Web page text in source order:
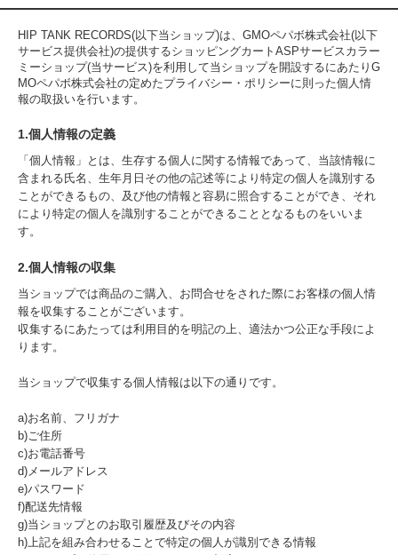
HIP TANK RECORDS(以下当ショップ)は、 GMOペパボ株式会社(以下
サービス提供会社)の提供するショッピングカートASPサービス カラー
ミーショップ(当サービス)を利用して当ショップを開設するにあたりG
MOペパボ株式会社の定めたプライバシー・ポリシーに則った個人情
報の取扱いを行います。
1.個人情報の定義
「個人情報」とは、生存する個人に関する情報であって、当該情報に
含まれる氏名、生年月日その他の記述等により特定の個人を識別する
ことができるもの、及び他の情報と容易に照合することができ、それ
により特定の個人を識別することができることとなるものをいいま
す。
2.個人情報の収集
当ショップでは商品のご購入、お問合せをされた際にお客様の個人情
報を収集することがございます。
収集するにあたっては利用目的を明記の上、適法かつ公正な手段によ
ります。
当ショップで収集する個人情報は以下の通りです。
a)お名前、フリガナ
b)ご住所
c)お電話番号
d)メールアドレス
e)パスワード
f)配送先情報
g)当ショップとのお取引履歴及びその内容
h)上記を組み合わせることで特定の個人が識別できる情報